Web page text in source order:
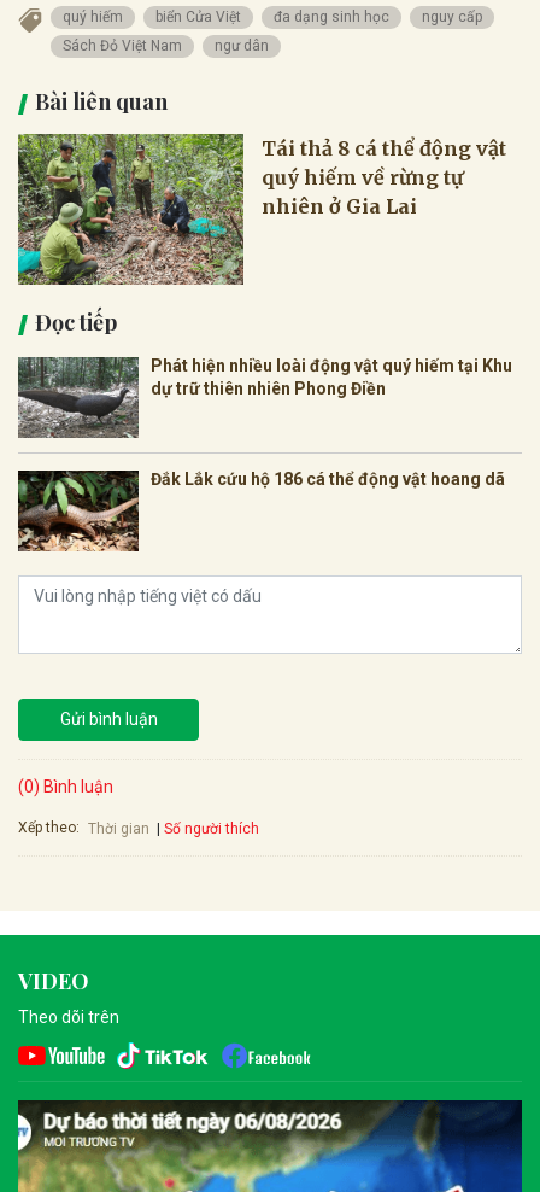
quý hiếm biển Cửa Việt đa dạng sinh học
nguy cấp
Sách Đỏ Việt Nam
ngư dân
Bài liên quan
Tái thả 8 cá thể động vật
quý hiếm về rừng tự
nhiên ở Gia Lai
Đọc tiếp
Phát hiện nhiều loài động vật quý hiếm tại Khu
dự trữ thiên nhiên Phong Điền
Đắk Lắk cứu hộ 186 cá thể động vật hoang dã
Gửi bình luận
(0) Bình luận
Xếp theo: Thời gian Số người thích
VIDEO
Theo dõi trên